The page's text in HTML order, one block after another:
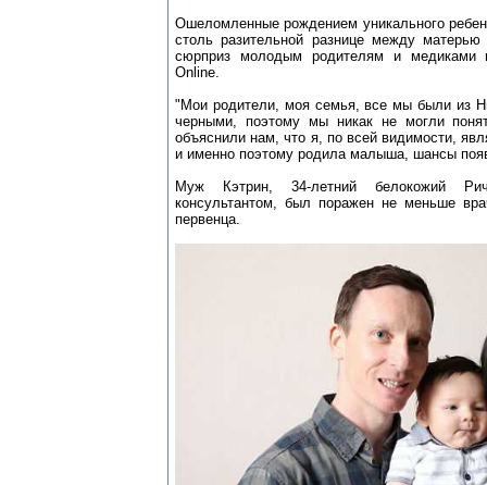
Ошеломленные рождением уникального
столь разительной разнице между
сюрприз молодым родителям и медиками
Online.
"Мои родители, моя семья, все мы были из
черными, поэтому мы никак не могли
объяснили нам, что я, по всей видимости,
и именно поэтому родила малыша, шансы
Муж Кэтрин, 34-летний белокожий
консультантом, был поражен не меньше
первенца.